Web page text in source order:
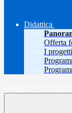
Didattica
Offerta
I